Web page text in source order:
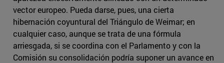
vector europeo. Pueda darse, pues, una cierta
hibernación coyuntural del Triángulo de Weimar; en
cualquier caso, aunque se trata de una fórmula
arriesgada, si se coordina con el Parlamento y con la
Comisión su consolidación podría suponer un avance en